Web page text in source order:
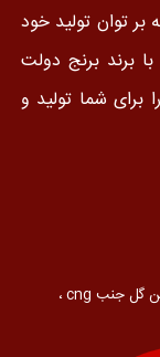
بر توان تولید خود
با برند برنج دولت
برای شما تولید و
استان گلستان، شهرستان علی آباد کتول، بعد از جاده زرین گل جنب cng ،